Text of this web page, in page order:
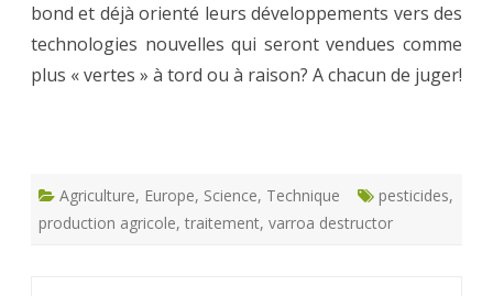
bond et déjà orienté leurs développements vers des
technologies nouvelles qui seront vendues comme
plus « vertes » à tord ou à raison? A chacun de juger!
Agriculture, Europe, Science, Technique pesticides,
production agricole, traitement, varroa destructor